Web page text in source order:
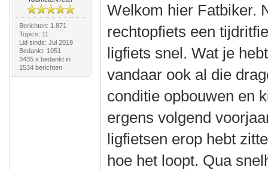
Berichten: 1.871
Topics: 11
Lid sinds: Jul 2019
Bedankt: 1051
3435 x bedankt in
1534 berichten
Welkom hier Fatbiker.
rechtopfiets een
ligfiets snel. Wat je
vandaar ook al die
conditie opbouwen en
ergens volgend
ligfietsen erop hebt
hoe het loopt. Qua